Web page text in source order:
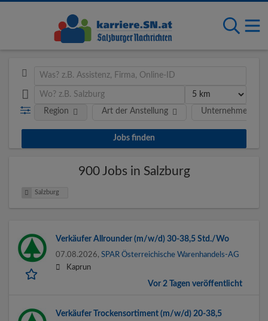
Art der Anstellung Unternehmen
Region
900 Jobs in Salzburg
Salzburg
Verkäufer Allrounder (m/w/d) 30-38,5 Std./Wo
07.08.2026, SPAR Österreichische Warenhandels-AG
Kaprun
Vor 2 Tagen veröffentlicht
Verkäufer Trockensortiment (m/w/d) 20-38,5